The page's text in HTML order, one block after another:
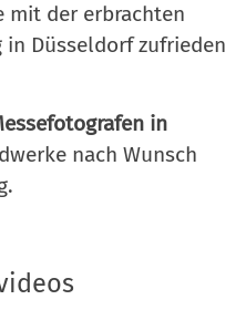
mit der erbrachten
Düsseldorf zufrieden
in
nach Wunsch